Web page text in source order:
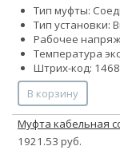
Тип муфты:
Тип установки:
Рабочее
Температура
Штрих-код:
В корзину
Муфта кабельная
1921.53 руб.